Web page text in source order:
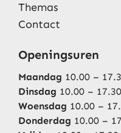
Themas
Contact
Openingsuren
Maandag 10.00 –
Dinsdag 10.00 – 17.30
Woensdag 10.00 –
Donderdag 10.00 –